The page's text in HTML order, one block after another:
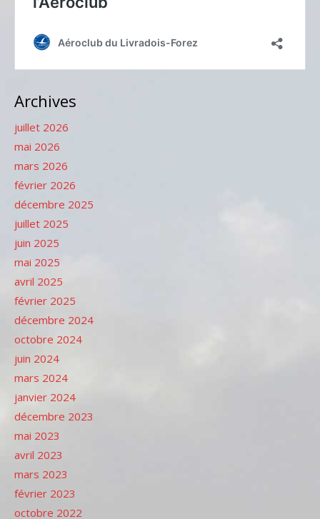
Archives
juillet 2026
mai 2026
mars 2026
février 2026
décembre 2025
juillet 2025
juin 2025
mai 2025
avril 2025
février 2025
décembre 2024
octobre 2024
juin 2024
mars 2024
janvier 2024
décembre 2023
mai 2023
avril 2023
mars 2023
février 2023
octobre 2022